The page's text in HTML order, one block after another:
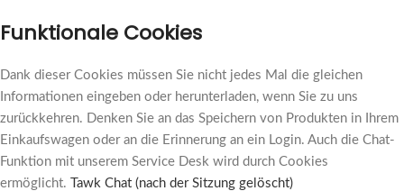
Funktionale Cookies
Dank dieser Cookies müssen Sie nicht jedes Mal die gleichen
Informationen eingeben oder herunterladen, wenn Sie zu uns
zurückkehren. Denken Sie an das Speichern von Produkten in Ihrem
Einkaufswagen oder an die Erinnerung an ein Login. Auch die Chat-
Funktion mit unserem Service Desk wird durch Cookies
ermöglicht.
Tawk Chat (nach der Sitzung gelöscht)